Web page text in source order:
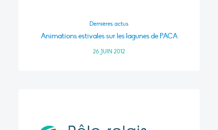
Dernières actus
Animations estivales sur les lagunes de PACA
26 JUIN 2012